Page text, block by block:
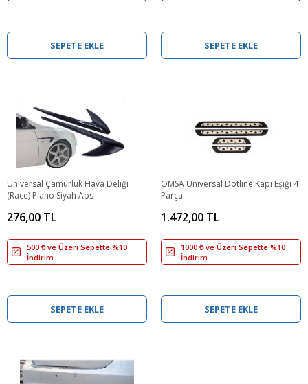
SEPETE EKLE SEPETE EKLE
Universal Çamurluk Hava Deliği
(Race) Piano Siyah Abs
276,00 TL
500 ₺ ve Üzeri Sepette %10
İndirim
SEPETE EKLE
OMSA Universal Dotline Kapı Eşiği 4
Parça
1.472,00 TL
1000 ₺ ve Üzeri Sepette %10
İndirim
SEPETE EKLE